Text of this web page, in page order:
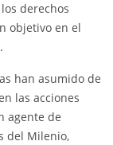
derechos
objetivo en el
han asumido de
las acciones
agente de
del Milenio,